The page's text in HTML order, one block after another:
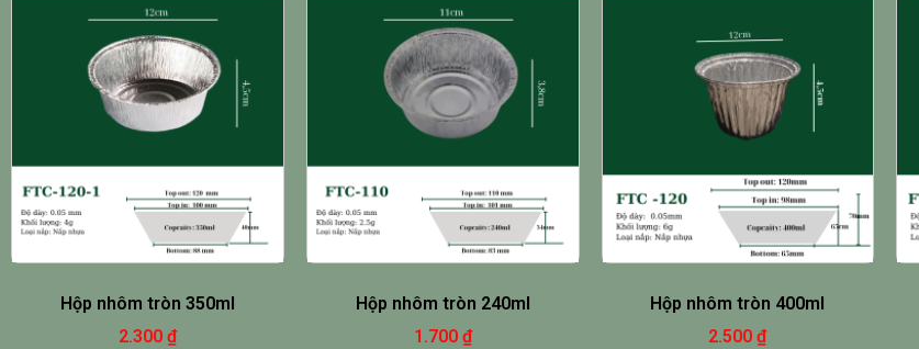
Hộp nhôm tròn 350ml
2.300 ₫
Hộp nhôm tròn 240ml
1.700 ₫
Hộp nhôm tròn 400ml
2.500₫